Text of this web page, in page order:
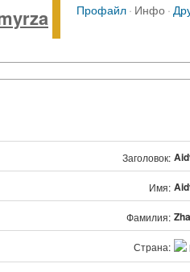
Профайл· Инфо·
Заголовок:
Имя:
Фамилия:
Страна: